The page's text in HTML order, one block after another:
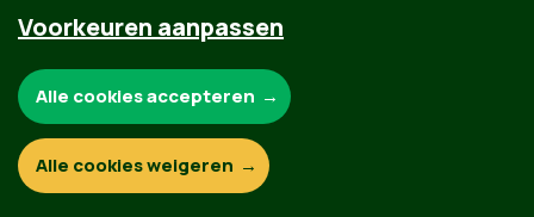
© Copyright Groen 2026 | Gemaakt metNationBuilder
Voorkeuren aanpassen
Functionele en analytische cookies:
Alle cookies accepteren
Alle cookies weigeren